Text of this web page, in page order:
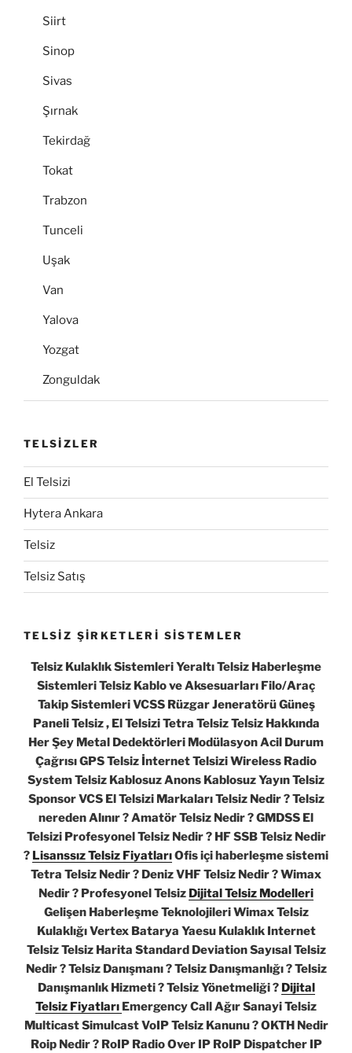
Siirt
Sinop
Sivas
Şırnak
Tekirdağ
Tokat
Trabzon
Tunceli
Uşak
Van
Yalova
Yozgat
Zonguldak
TELSİZLER
El Telsizi
Hytera Ankara
Telsiz
Telsiz Satış
TELSİZ ŞİRKETLERİ SİSTEMLER
Telsiz Kulaklık Sistemleri Yeraltı Telsiz Haberleşme
Sistemleri Telsiz Kablo ve Aksesuarları Filo/Araç
Takip Sistemleri VCSS Rüzgar Jeneratörü Güneş
Paneli Telsiz , El Telsizi Tetra Telsiz Telsiz Hakkında
Her Şey Metal Dedektörleri Modülasyon Acil Durum
Çağrısı GPS Telsiz İnternet Telsizi Wireless Radio
System Telsiz Kablosuz Anons Kablosuz Yayın Telsiz
Sponsor VCS El Telsizi Markaları Telsiz Nedir ? Telsiz
nereden Alınır ? Amatör Telsiz Nedir ? GMDSS El
Telsizi Profesyonel Telsiz Nedir ? HF SSB Telsiz Nedir
? Lisanssız Telsiz FiyatlarıOfis içi haberleşme sistemi
Tetra Telsiz Nedir ? Deniz VHF Telsiz Nedir ? Wimax
Nedir ? Profesyonel Telsiz Dijital Telsiz Modelleri
Gelişen Haberleşme Teknolojileri Wimax Telsiz
Kulaklığı Vertex Batarya Yaesu Kulaklık Internet
Telsiz Telsiz Harita Standard Deviation Sayısal Telsiz
Nedir ? Telsiz Danışmanı ? Telsiz Danışmanlığı ? Telsiz
Danışmanlık Hizmeti ? Telsiz Yönetmeliği ? Dijital
Telsiz Fiyatları Emergency Call Ağır Sanayi Telsiz
Multicast Simulcast VoIP Telsiz Kanunu ? OKTH Nedir
Roip Nedir ? RoIP Radio Over IP RoIP Dispatcher IP